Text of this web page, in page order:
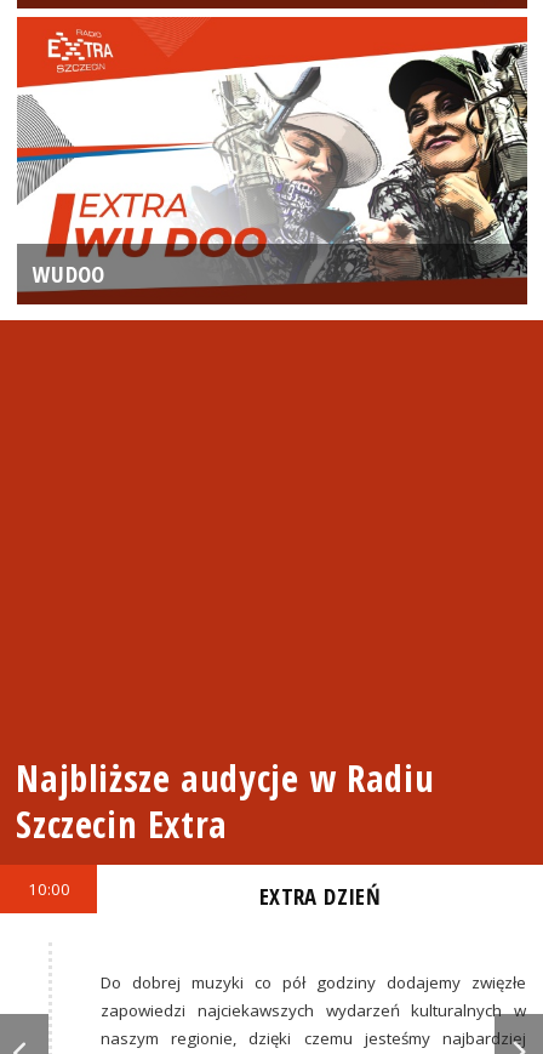
WUDOO
Najbliższe audycje w Radiu
Szczecin Extra
10:00 EXTRA DZIEŃ
Do dobrej muzyki co pół godziny dodajemy zwięzłe
zapowiedzi najciekawszych wydarzeń kulturalnych w
naszym regionie, dzięki czemu jesteśmy najbardziej